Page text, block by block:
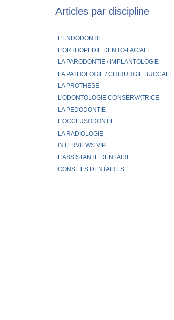
Articles par discipline
L'ENDODONTIE
L'ORTHOPEDIE DENTO-FACIALE
LA PARODONTIE / IMPLANTOLOGIE
LA PATHOLOGIE / CHIRURGIE BUCCALE
LA PROTHESE
L'ODONTOLOGIE CONSERVATRICE
LA PEDODONTIE
L'OCCLUSODONTIE
LA RADIOLOGIE
INTERVIEWS VIP
L'ASSISTANTE DENTAIRE
CONSEILS DENTAIRES